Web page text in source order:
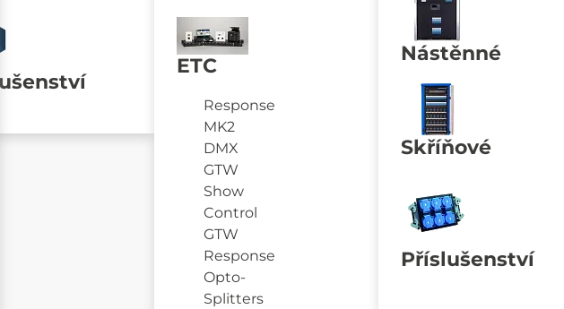
ETC
Response
MK2
DMX
GTW
Show
Control
GTW
Response
Opto-
Splitters
Nástěnné
Skříňové
Příslušenství